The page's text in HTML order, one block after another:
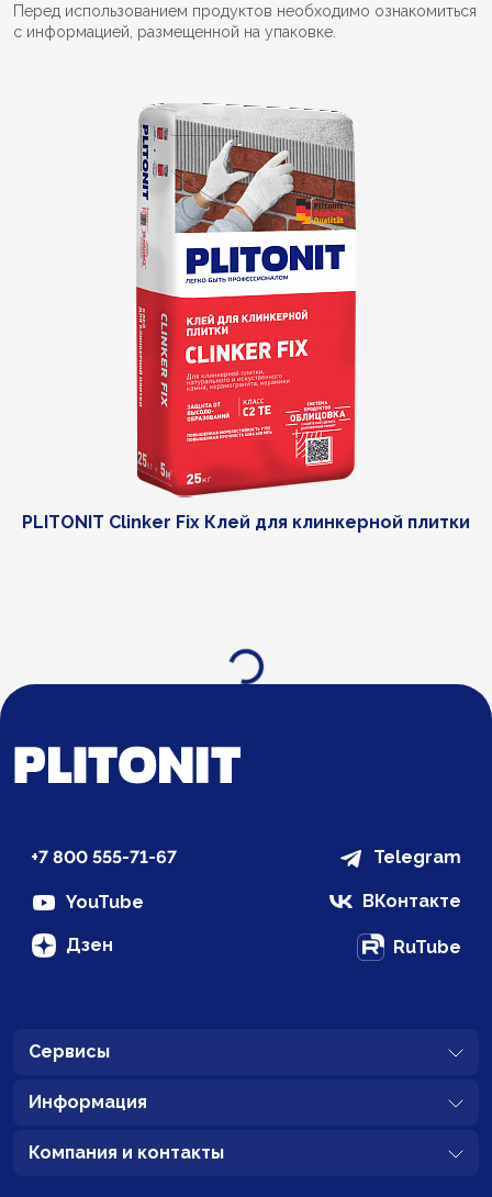
Перед использованием продуктов необходимо ознакомиться
с информацией, размещенной на упаковке.
PLITONIT Clinker Fix Клей для клинкерной плитки
Загрузка...
+7 800 555-71-67 Telegram
YouTube ВКонтакте
Дзен RuTube
Сервисы
Информация
Компания и контакты